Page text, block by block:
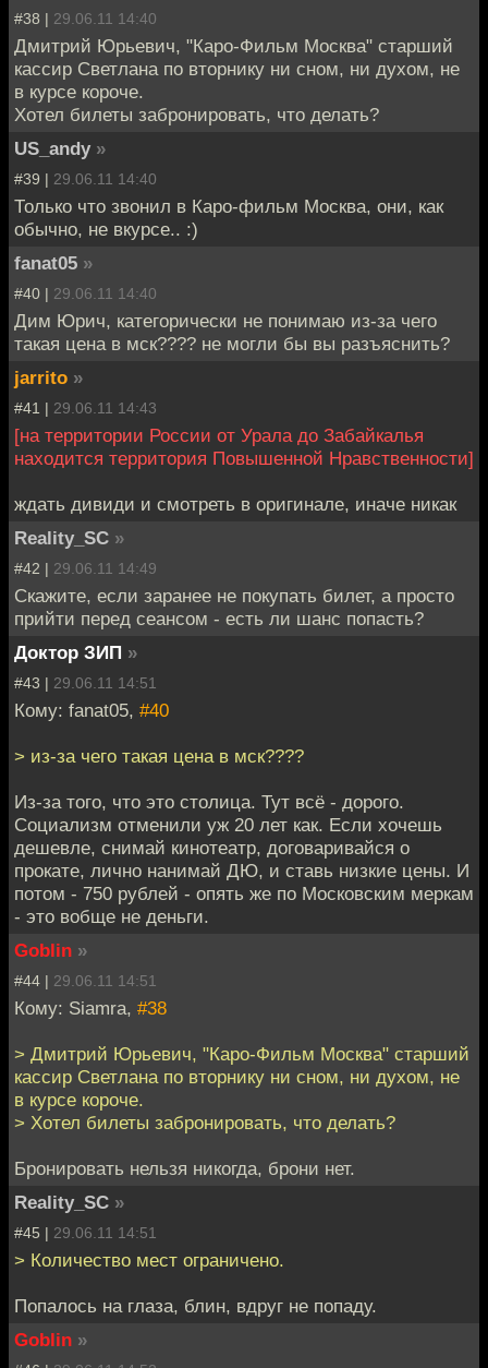
#38 | 29.06.11 14:40
Дмитрий Юрьевич, "Каро-Фильм Москва" старший
кассир Светлана по вторнику ни сном, ни духом, не
в курсе короче.
Хотел билеты забронировать, что делать?
US_andy »
#39 | 29.06.11 14:40
Только что звонил в Каро-фильм Москва, они, как
обычно, не вкурсе.. :)
fanat05 »
#40 | 29.06.11 14:40
Дим Юрич, категорически не понимаю из-за чего
такая цена в мск???? не могли бы вы разъяснить?
jarrito »
#41 | 29.06.11 14:43
[на территории России от Урала до Забайкалья
находится территория Повышенной Нравственности]
ждать дивиди и смотреть в оригинале, иначе никак
Reality_SC »
#42 | 29.06.11 14:49
Скажите, если заранее не покупать билет, а просто
прийти перед сеансом - есть ли шанс попасть?
Доктор ЗИП »
#43 | 29.06.11 14:51
Кому: fanat05, #40
> из-за чего такая цена в мск????
Из-за того, что это столица. Тут всё - дорого.
Социализм отменили уж 20 лет как. Если хочешь
дешевле, снимай кинотеатр, договаривайся о
прокате, лично нанимай ДЮ, и ставь низкие цены. И
потом - 750 рублей - опять же по Московским меркам
- это вобще не деньги.
Goblin »
#44 | 29.06.11 14:51
Кому: Siamra, #38
> Дмитрий Юрьевич, "Каро-Фильм Москва" старший
кассир Светлана по вторнику ни сном, ни духом, не
в курсе короче.
> Хотел билеты забронировать, что делать?
Бронировать нельзя никогда, брони нет.
Reality_SC »
#45 | 29.06.11 14:51
> Количество мест ограничено.
Попалось на глаза, блин, вдруг не попаду.
Goblin »